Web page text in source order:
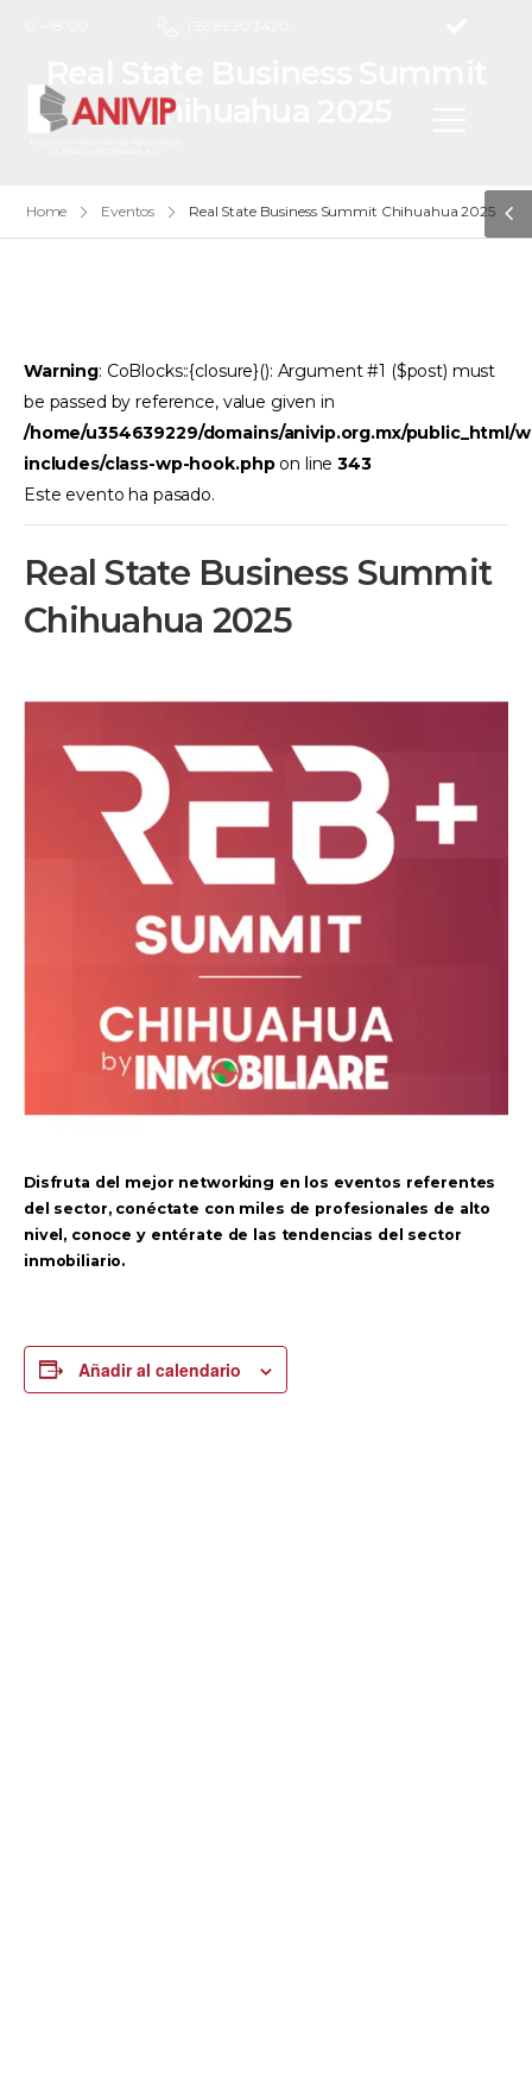
Chihuahua 2025
Home Eventos Real State Business Summit Chihuahua 2025
Warning: CoBlocks::{closure}(): Argument #1 ($post) must
be passed by reference, value given in
/home/u354639229/domains/anivip.org.mx/public_html/
includes/class-wp-hook.phpon line343
Este evento ha pasado.
Real State Business Summit
Chihuahua 2025
Disfruta del mejor networking en los eventos referentes
del sector, conéctate con miles de profesionales de alto
nivel, conoce y entérate de las tendencias del sector
inmobiliario.
Añadir al calendario